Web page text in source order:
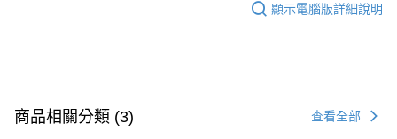
顯示電腦版詳細說明
商品相關分類 (3) 查看全部